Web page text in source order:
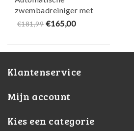
zwembadreiniger met
10m slang - Ubbink
€181,99 €165,00
Klantenservice
Mijn account
Kies een categorie